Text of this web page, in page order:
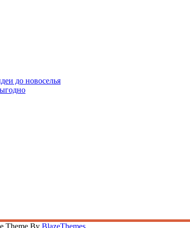
до новоселья
Theme By BlazeThemes